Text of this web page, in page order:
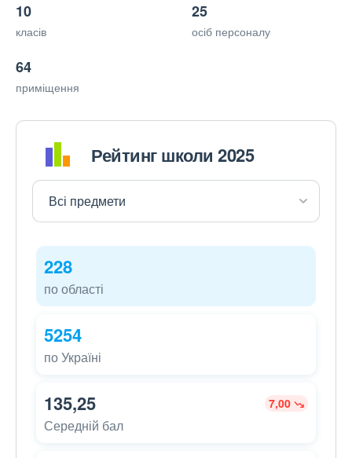
10
класів
25
осіб персоналу
64
приміщення
Рейтинг школи 2025
228
по області
5254
по Україні
135,25 7,00
Середній бал